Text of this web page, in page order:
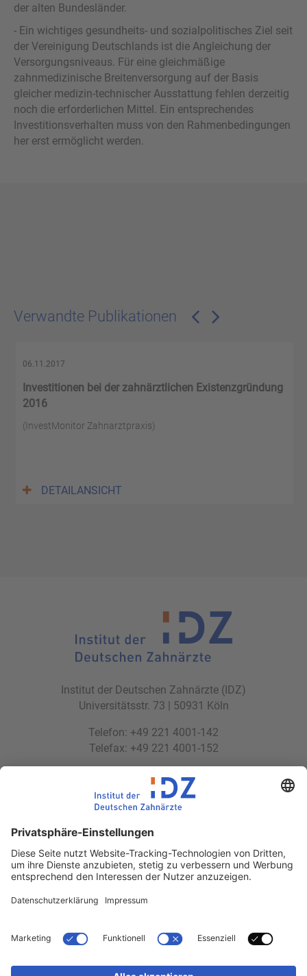
der alten Bundesländer.
- Ein wichtiges gesundheits- und sozialpolitisches Ziel seit
der Vereinigung Deutschlands ist die Angleichung der
Versorgungsniveaus. Für eine gleichmäßige
zahnmedizinische Breitenversorgung auf der Basis
gleicher medizin-technischer Ausstattung fehlen derzeitig
noch die erforderlichen Mittel. Ein entsprechendes
Investitionsverhalten muss von den Rahmenbedingungen
her erst ermöglicht werden.
Verwandte Publikationen
06.11.2017
Investitionen bei der zahnärztlichen Existenzgründung
2016
(InvestMonitor Zahnarztpraxis)
DETAILANSICHT
Institut der Deutschen Zahnärzte (IDZ)
Universitätsstr. 73 | 50931 Köln
Telefon: +49 221 4001-142
Telefax: +49 221 4001-152
idz(at)idz.institute
Web: www.idz.institute
Partnerseiten